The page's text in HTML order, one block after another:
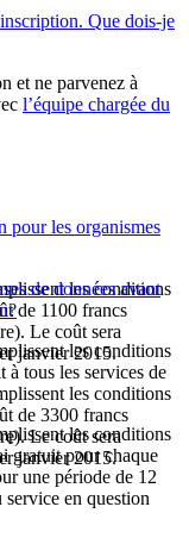
Que dois-je
et ne parvenez à
l’équipe chargée du
pour les organismes
les conditions
de 1100 francs
Le coût sera
janvier 2015.
les conditions
de 3300 francs
Le coût sera
janvier 2015.
de données avant
les conditions
à tous les services de
les conditions
gratuit pour chaque
une période de 12
en question